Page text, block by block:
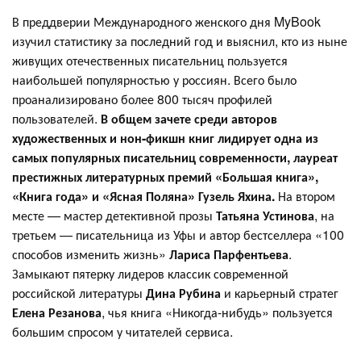
В преддверии Международного женского дня MyBook
изучил статистику за последний год и выяснил, кто из ныне
живущих отечественных писательниц пользуется
наибольшей популярностью у россиян. Всего было
проанализировано более 800 тысяч профилей
пользователей. В общем зачете среди авторов
художественных и нон-фикшн книг лидирует одна из
самых популярных писательниц современности, лауреат
престижных литературных премий «Большая книга»,
«Книга года» и «Ясная Поляна» Гузель Яхина. На втором
месте — мастер детективной прозы Татьяна Устинова, на
третьем — писательница из Уфы и автор бестселлера «100
способов изменить жизнь» Лариса Парфентьева.
Замыкают пятерку лидеров классик современной
российской литературы Дина Рубина и карьерный стратег
Елена Резанова, чья книга «Никогда-нибудь» пользуется
большим спросом у читателей сервиса.